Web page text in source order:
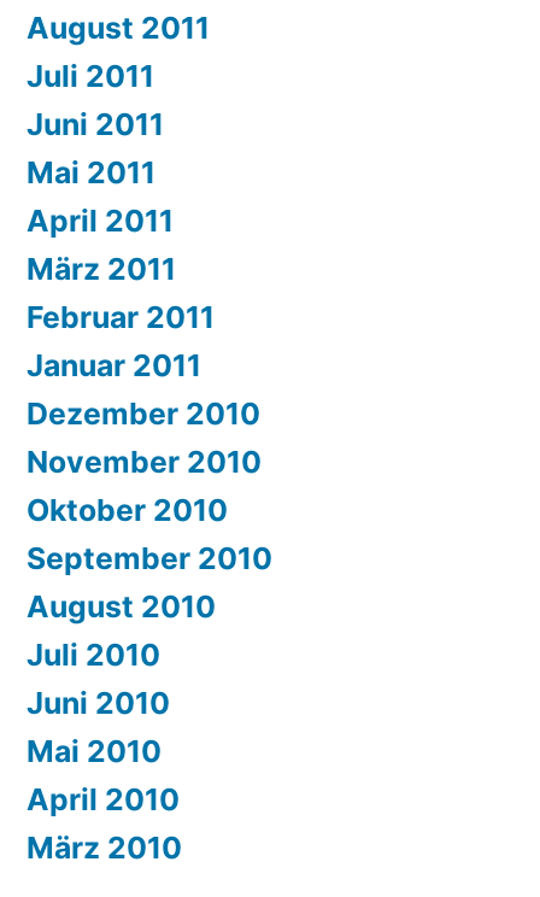
August 2011
Juli 2011
Juni 2011
Mai 2011
April 2011
März 2011
Februar 2011
Januar 2011
Dezember 2010
November 2010
Oktober 2010
September 2010
August 2010
Juli 2010
Juni 2010
Mai 2010
April 2010
März 2010